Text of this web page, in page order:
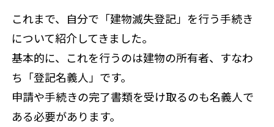
これまで、自分で「建物滅失登記」を行う手続き
について紹介してきました。
基本的に、これを行うのは建物の所有者、すなわ
ち「登記名義人」です。
申請や手続きの完了書類を受け取るのも名義人で
ある必要があります。